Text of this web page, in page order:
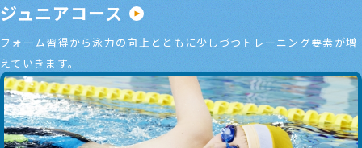
ジュニアコース
フォーム習得から泳力の向上とともに少しづつトレーニング要素が増
えていきます。